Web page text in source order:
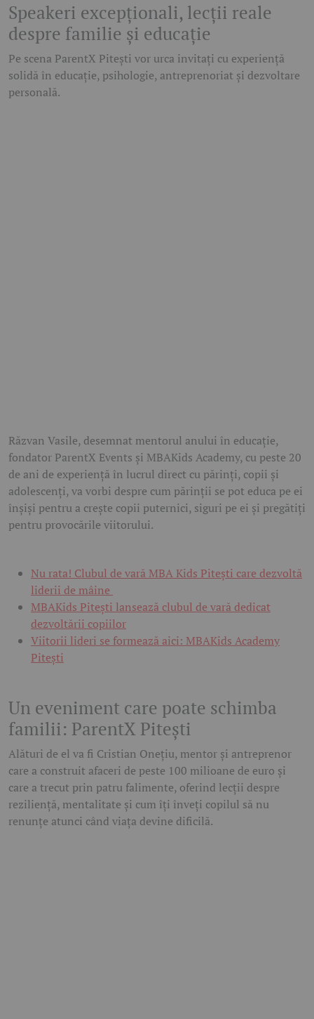
Speakeri excepționali, lecții reale
despre familie și educație
Pe scena ParentX Pitești vor urca invitați cu experiență
solidă în educație, psihologie, antreprenoriat și dezvoltare
personală.
Răzvan Vasile, desemnat mentorul anului în educație,
fondator ParentX Events și MBAKids Academy, cu peste 20
de ani de experiență în lucrul direct cu părinți, copii și
adolescenți, va vorbi despre cum părinții se pot educa pe ei
înșiși pentru a crește copii puternici, siguri pe ei și pregătiți
pentru provocările viitorului.
Nu rata! Clubul de vară MBA Kids Pitești care dezvoltă
liderii de mâine
MBAKids Pitești lansează clubul de vară dedicat
dezvoltării copiilor
Viitorii lideri se formează aici: MBAKids Academy
Pitești
Un eveniment care poate schimba
familii: ParentX Pitești
Alături de el va fi Cristian Onețiu, mentor și antreprenor
care a construit afaceri de peste 100 milioane de euro și
care a trecut prin patru falimente, oferind lecții despre
reziliență, mentalitate și cum îți înveți copilul să nu
renunțe atunci când viața devine dificilă.